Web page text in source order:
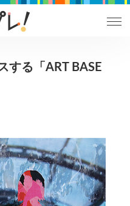
する「ART BASE